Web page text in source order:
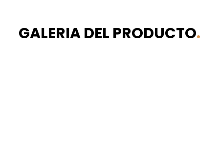
GALERIA DEL PRODUCTO.